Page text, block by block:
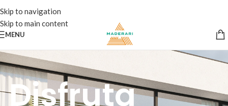
Skip to navigation
Skip to main content
MENU
Disfruta